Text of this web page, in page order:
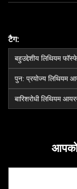
टैग:
बहुउद्देशीय लिथियम
पुन: प्रयोज्य लिथियम
बारिशरोधी लिथियम